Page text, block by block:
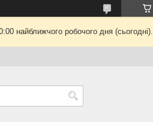
найближчого робочого дня (сьогодні).